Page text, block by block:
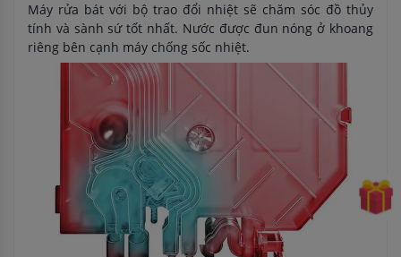
Máy rửa bát với bộ trao đổi nhiệt sẽ chăm sóc đồ thủy
tính và sành sứ tốt nhất. Nước được đun nóng ở khoang
riêng bên cạnh máy chống sốc nhiệt.